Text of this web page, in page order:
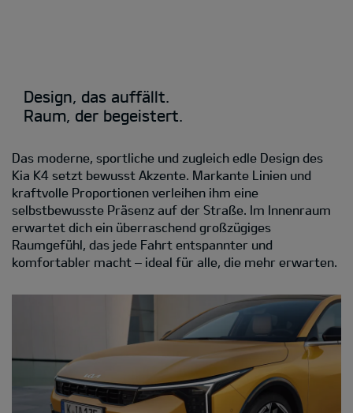
Design, das auffällt.
Raum, der begeistert.
Das moderne, sportliche und zugleich edle Design des
Kia K4 setzt bewusst Akzente. Markante Linien und
kraftvolle Proportionen verleihen ihm eine
selbstbewusste Präsenz auf der Straße. Im Innenraum
erwartet dich ein überraschend großzügiges
Raumgefühl, das jede Fahrt entspannter und
komfortabler macht – ideal für alle, die mehr erwarten.